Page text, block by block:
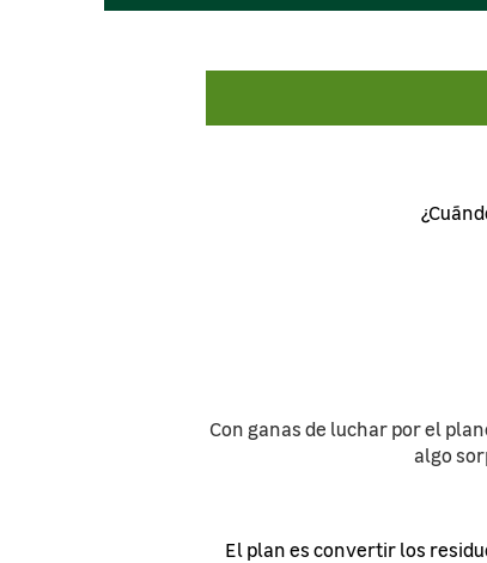
Con ganas de luchar por el
algo
El plan es convertir los